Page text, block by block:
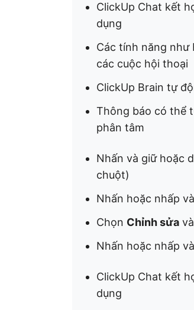
ClickUp Chat kết
dụng
Các tính năng như
các cuộc hội thoại
ClickUp Brain tự
Thông báo có thể
phân tâm
Nhấn và giữ hoặc
chuột)
Nhấn hoặc nhấp
Chọn Chỉnh sửa
Nhấn hoặc nhấp
ClickUp Chat kết
dụng